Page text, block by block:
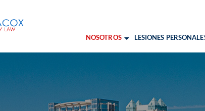
NOSOTROS
RESULTADOS DE LOS CASOS
LESIONES
LESIONES CATASTRÓFICAS